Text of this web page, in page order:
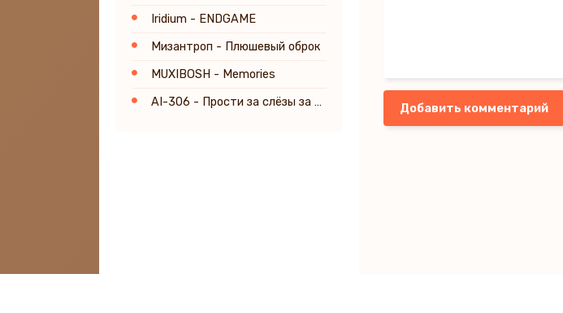
Iridium - ENDGAME
Мизантроп - Плюшевый оброк
MUXIBOSH - Memories
AI-306 - Прости за слёзы за любовь
Добавить комментарий